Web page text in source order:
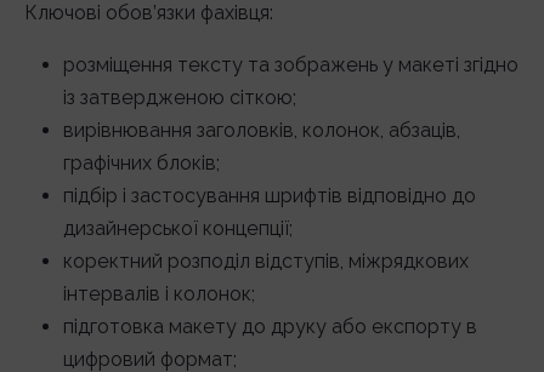
Ключові обов’язки фахівця:
розміщення тексту та зображень у макеті згідно
із затвердженою сіткою;
вирівнювання заголовків, колонок, абзаців,
графічних блоків;
підбір і застосування шрифтів відповідно до
дизайнерської концепції;
коректний розподіл відступів, міжрядкових
інтервалів і колонок;
підготовка макету до друку або експорту в
цифровий формат;